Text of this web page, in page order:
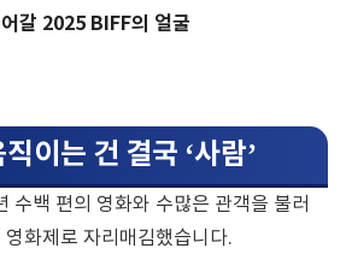
갈 2025 BIFF의 얼굴
이는 건 결국 ‘사람’
수백 편의 영화와 수많은 관객을 불러
화제로 자리매김했습니다.